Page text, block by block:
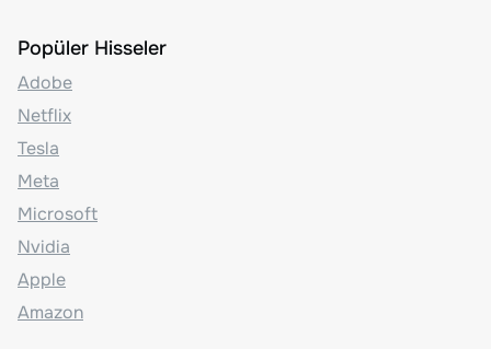
Popüler Hisseler
Adobe
Netflix
Tesla
Meta
Microsoft
Nvidia
Apple
Amazon